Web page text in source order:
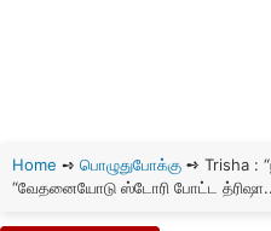
Home ➺ பொழுதுபோக்கு ➺ Trisha :
“வேதனையோடு ஸ்டோரி போட்ட த்ரிஷா..